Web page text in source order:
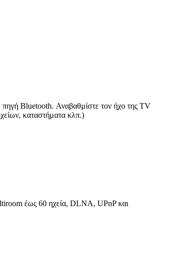
Bluetooth. Αναβαθμίστε τον ήχο της TV
καταστήματα κλπ.)
έως 60 ηχεία, DLNA, UPnP και